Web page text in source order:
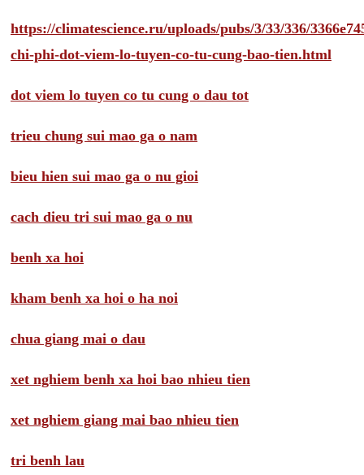
https://climatescience.ru/uploads/pubs/3/33/336/
chi-phi-dot-viem-lo-tuyen-co-tu-cung-bao-tien.html
dot viem lo tuyen co tu cung o dau tot
trieu chung sui mao ga o nam
bieu hien sui mao ga o nu gioi
cach dieu tri sui mao ga o nu
benh xa hoi
kham benh xa hoi o ha noi
chua giang mai o dau
xet nghiem benh xa hoi bao nhieu tien
xet nghiem giang mai bao nhieu tien
tri benh lau